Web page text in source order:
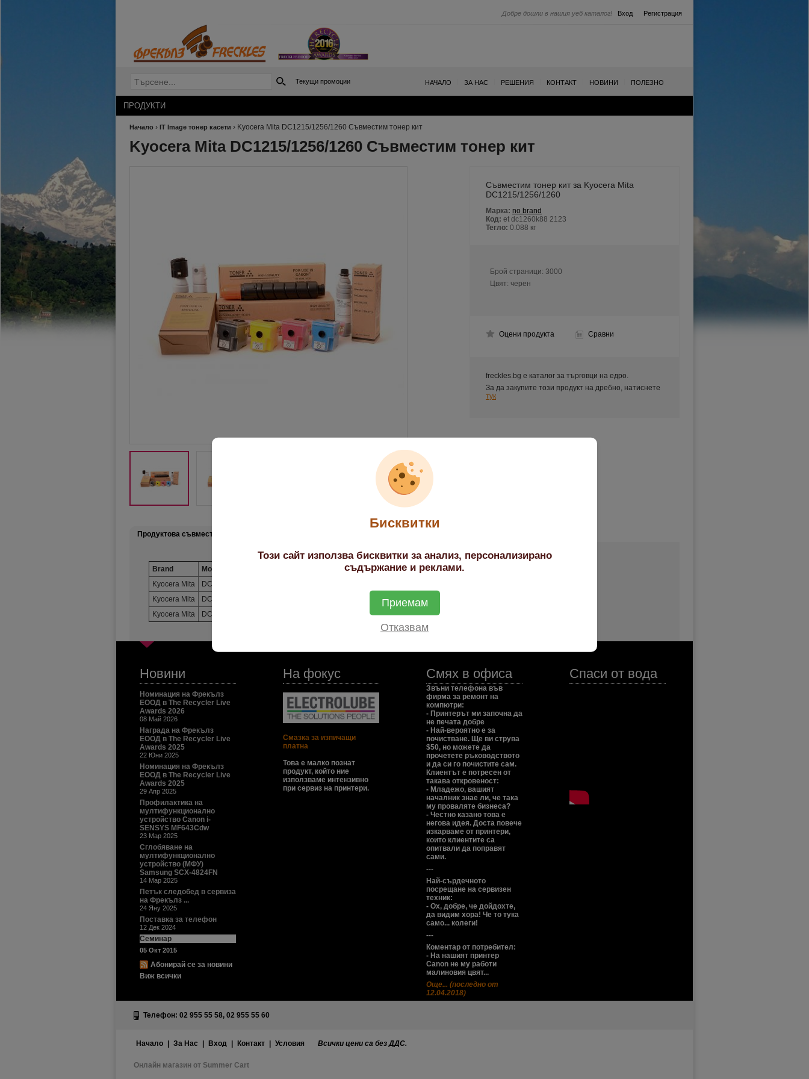
Вход Регистрация
Добре дошли в нашия уеб каталог!
Текущи промоции НАЧАЛО ЗА НАС РЕШЕНИЯ КОНТАКТ НОВИНИ ПОЛЕЗНО
ПРОДУКТИ
Начало › IT Image тонер касети › Kyocera Mita DC1215/1256/1260 Съвместим тонер кит
Kyocera Mita DC1215/1256/1260 Съвместим тонер кит
Съвместим тонер кит за Kyocera Mita
DC1215/1256/1260
Марка: no brand
Код: et dc1260k88 2123
Тегло: 0.088 кг
Брой страници: 3000
Цвят: черен
Оцени продукта Сравни
freckles.bg е каталог за търговци на едро.
За да закупите този продукт на дребно, натиснете
тук
Продуктова съвместимост
Brand Model
Kyocera Mita
DC1215
Kyocera Mita
DC1256
Kyocera Mita
DC1260
Новини
Номинация на Фрекълз
ЕООД в The Recycler Live
Awards 2026
08 Май 2026
Награда на Фрекълз
ЕООД в The Recycler Live
Awards 2025
22 Юни 2025
Номинация на Фрекълз
ЕООД в The Recycler Live
Awards 2025
29 Апр 2025
Профилактика на
мултифункционално
устройство Canon i-
SENSYS MF643Cdw
23 Мар 2025
Сглобяване на
мултифункционално
устройство (МФУ)
Samsung SCX-4824FN
14 Мар 2025
Петък следобед в сервиза
на Фрекълз ...
24 Яну 2025
Поставка за телефон
12 Дек 2024
Семинар
05 Окт 2015
Абонирай се за новини
Виж всички
На фокус
Смазка за изпичащи
платна
Това е малко познат
продукт, който ние
използваме интензивно
при сервиз на принтери.
Смях в офиса
Звъни телефона във
фирма за ремонт на
компютри:
- Принтерът ми започна да
не печата добре
- Най-вероятно е за
почистване. Ще ви струва
$50, но можете да
прочетете ръководството
и да си го почистите сам.
Клиентът е потресен от
такава откровеност:
- Младежо, вашият
началник знае ли, че така
му проваляте бизнеса?
- Честно казано това е
негова идея. Доста повече
изкарваме от принтери,
които клиентите са
опитвали да поправят
сами.
---
Най-сърдечното
посрещане на сервизен
техник:
- Ох, добре, че дойдохте,
да видим хора! Че то тука
само... колеги!
---
Коментар от потребител:
- На нашият принтер
Canon не му работи
малиновия цвят...
Още... (последно от
12.04.2018)
Спаси от вода
Бисквитки
Този сайт използва бисквитки за анализ, персонализирано
съдържание и реклами.
Приемам
Отказвам
Телефон: 02 955 55 58, 02 955 55 60
Начало За Нас Вход Контакт Условия Всички цени са без ДДС.
Онлайн магазин от Summer Cart